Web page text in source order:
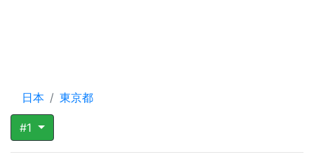
日本 東京都
#1